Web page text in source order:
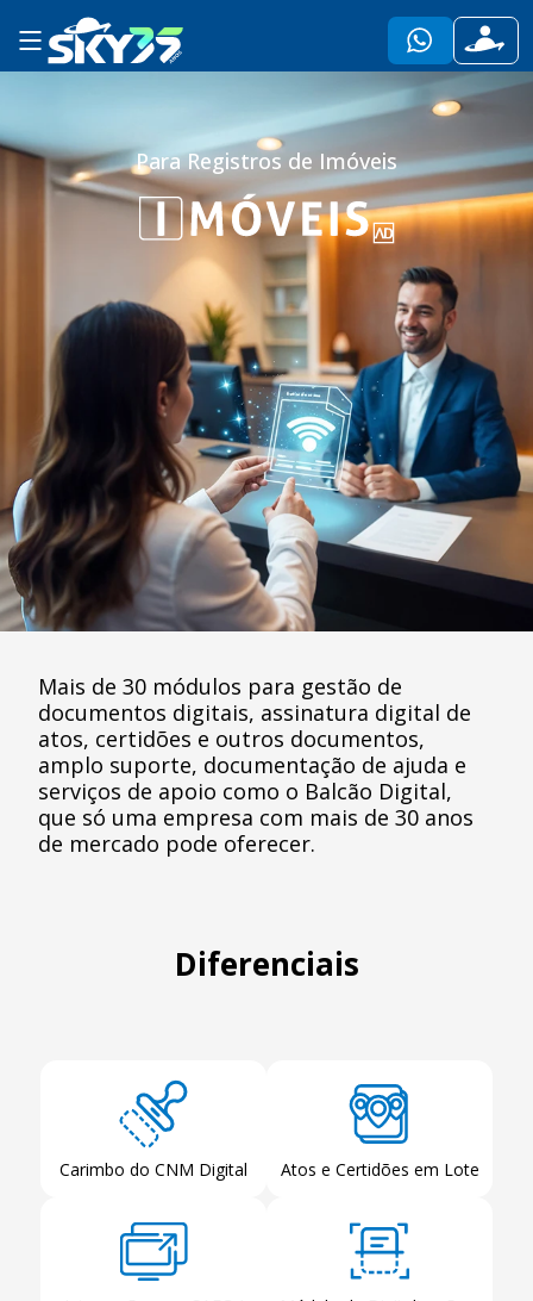
Para Registros de Imóveis
Mais de 30 módulos para gestão de
documentos digitais, assinatura digital de
atos, certidões e outros documentos,
amplo suporte, documentação de ajuda e
serviços de apoio como o Balcão Digital,
que só uma empresa com mais de 30 anos
de mercado pode oferecer.
Diferenciais
Carimbo do CNM Digital Atos e Certidões em Lote